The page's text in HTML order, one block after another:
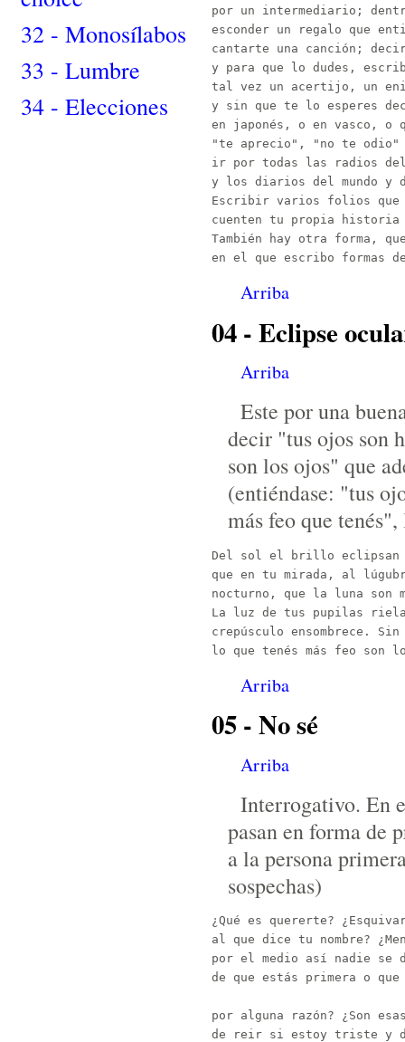
32 - Monosílabos
33 - Lumbre
34 - Elecciones
por un intermediario;
esconder un regalo que
cantarte una canción;
y para que lo dudes,
tal vez un acertijo, un
y sin que te lo esperes
en japonés, o en vasco, o
"te aprecio", "no te odio"
ir por todas las radios
y los diarios del mundo y
Escribir varios folios
cuenten tu propia
También hay otra forma,
Arriba
04 - Eclipse
Arriba
Este por una
decir "tus ojos son
son los ojos" que
(entiéndase: "tus
más feo que
Del sol el brillo
que en tu mirada, al
nocturno, que la luna son
La luz de tus pupilas
crepúsculo ensombrece. Sin
Arriba
05 - No sé
Arriba
Interrogativo. En
pasan en forma de
a la persona
sospechas)
¿Qué es quererte?
al que dice tu nombre?
por el medio así nadie se
de que estás primera o
por alguna razón? ¿Son
de reir si estoy triste y